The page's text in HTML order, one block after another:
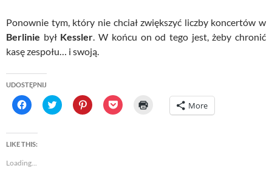
Ponownie tym, który nie chciał zwiększyć liczby koncertów w
Berlinie był Kessler. W końcu on od tego jest, żeby chronić
kasę zespołu… i swoją.
UDOSTĘPNIJ
C
l
k
t
o
h
C
l
C
l
C
l More
LIKE THIS:
Loading...